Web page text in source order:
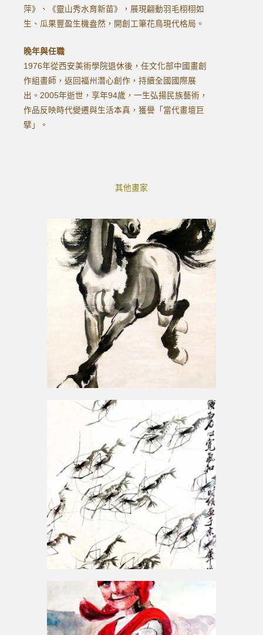
萍》、《靈山秀水育新苗》，展現翩動羽毛栩栩如
生、瓜果豐盈生機盎然，開創工筆花鳥現代格局。
晚年與任職
1976年從西安美術學院退休後，任文化部中國畫創
作組畫師，返回福州潛心創作，持續全國國際展
出。2005年逝世，享年94歲，一生弘揚民族藝術，
作品反映時代變遷與生活本真，獲譽「當代畫壇巨
擘」。
其他畫家